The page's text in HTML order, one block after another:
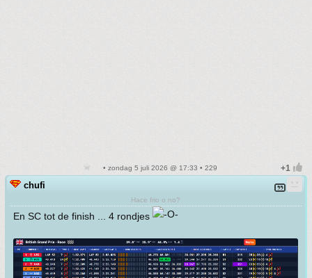
• zondag 5 juli 2026 @ 17:33 • 229
chufi
Hace frio o no?
En SC tot de finish ... 4 rondjes